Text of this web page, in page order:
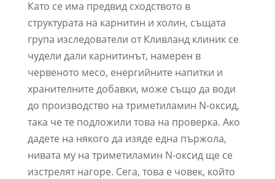
Като се има предвид сходството в
структурата на карнитин и холин, същата
група изследователи от Кливланд клиник се
чудели дали карнитинът, намерен в
червеното месо, енергийните напитки и
хранителните добавки, може също да води
до производство на триметиламин N-оксид,
така че те подложили това на проверка. Ако
дадете на някого да изяде една пържола,
нивата му на триметиламин N-оксид ще се
изстрелят нагоре. Сега, това е човек, който